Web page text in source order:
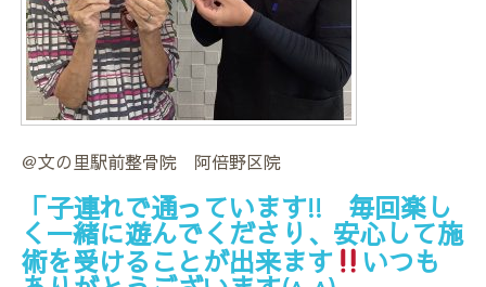
＠文の里駅前整骨院 阿倍野区院
「子連れで通っています!! 毎回楽し
く一緒に遊んでくださり、安心して施
術を受けることが出来ます
いつも